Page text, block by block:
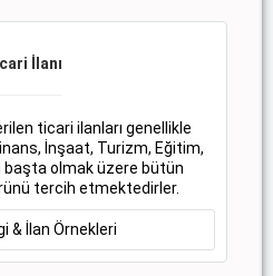
İlanı
ticari ilanları genellikle
İnşaat, Turizm, Eğitim,
olmak üzere bütün
tercih etmektedirler.
& İlan Örnekleri